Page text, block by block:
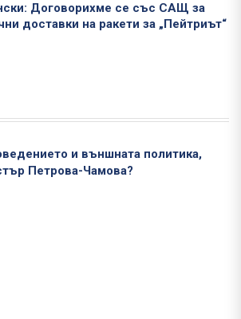
Договорихме се със САЩ за
доставки на ракети за „Пейтриът“
и външната политика,
Петрова-Чамова?